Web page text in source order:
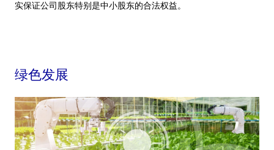
实保证公司股东特别是中小股东的合法权益。
绿色发展